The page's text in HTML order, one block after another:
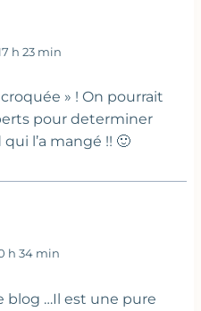
h 23 min
» ! On pourrait
pour determiner
l’a mangé !! 🙂
h 34 min
blog …Il est une pure